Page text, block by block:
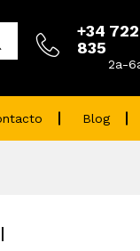
+34
835
2a-
Blog